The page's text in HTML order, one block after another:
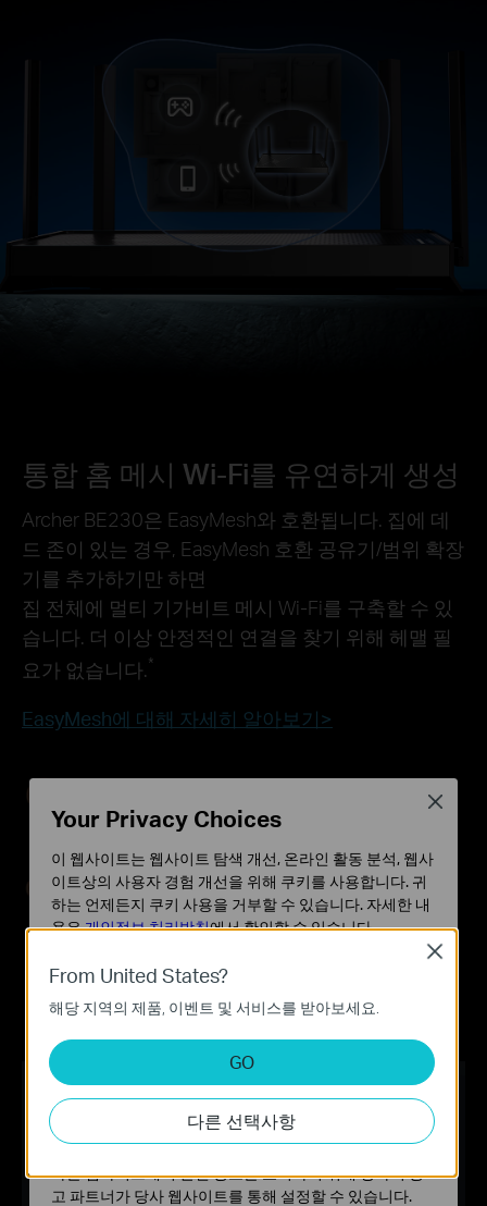
통합 홈 메시 Wi-Fi를 유연하게 생성
Archer BE230은 EasyMesh와 호환됩니다. 집에 데
드 존이 있는 경우, EasyMesh 호환 공유기/범위 확장
기를 추가하기만 하면
집 전체에 멀티 기가비트 메시 Wi-Fi를 구축할 수 있
습니다. 더 이상 안정적인 연결을 찾기 위해 헤맬 필
요가 없습니다.*
EasyMesh에 대해 자세히 알아보기>
Wi-Fi 데드 존 킬러
집 전체에 Wi-Fi 커버리지를 제공하여 신호가 약
한 영역을 제거합니다.
스마트 로밍
집 안을 이동할 때도 스트리밍이 끊기지 않습니
다.
더 이상 Wi-Fi 네트워크 이름을 번거롭게 바꿀 필
요가 없습니다.
From United States?
해당 지역의 제품, 이벤트 및 서비스를 받아보세요.
GO
다른 선택사항
Close
Your Privacy Choices
이 웹사이트는 웹사이트 탐색 개선, 온라인 활동 분석, 웹사
이트상의 사용자 경험 개선을 위해 쿠키를 사용합니다. 귀
하는 언제든지 쿠키 사용을 거부할 수 있습니다. 자세한 내
용은개인정보 처리방침에서 확인할 수 있습니다.
기본 쿠키
이 쿠키는 웹사이트가 작동하는 데 필요하며 사용자의 시
스템에서 비활성화할 수 없습니다.
분석 및 마케팅 쿠키
분석 쿠키는 웹사이트의 기능을 개선하고 조정하기 위해
웹사이트에서의 사용자 활동을 분석하는 데 사용하는 쿠키
입니다.
마케팅 쿠키는 귀하의 관심사에 대한 프로필을 생성하고
다른 웹사이트에서 관련 광고를 표시하기 위해 당사의 광
고 파트너가 당사 웹사이트를 통해 설정할 수 있습니다.
Close